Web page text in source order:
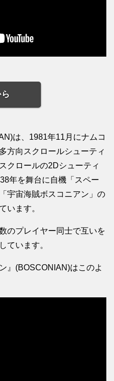
は、1981年11月にナムコ
方向スクロールシューティ
クロールの2Dシューティ
年を舞台に自機「スペー
宇宙海賊ボスコニアン」の
います。
のプレイヤー同士で互いを
ています。
』(BOSCONIAN)はこのよ